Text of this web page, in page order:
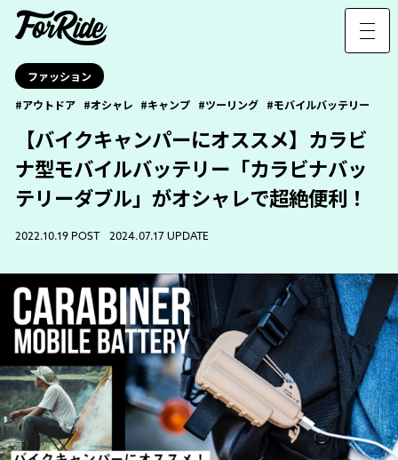
ファッション
アウトドア
オシャレ キャンプ ツーリング モバイルバッテリー
【バイクキャンパーにオススメ】カラビ
ナ型モバイルバッテリー「カラビナバッ
テリーダブル」がオシャレで超絶便利！
2022.10.19 POST 2024.07.17 UPDATE